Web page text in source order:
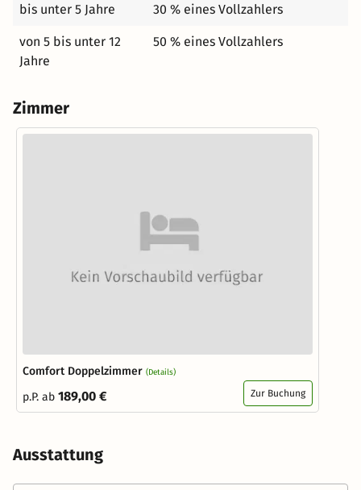
bis unter 5 Jahre 30 % eines Vollzahlers
von 5 bis unter 12
Jahre
50 % eines Vollzahlers
Zimmer
Comfort Doppelzimmer (Details)
p.P. ab 189,00 € Zur Buchung
Ausstattung